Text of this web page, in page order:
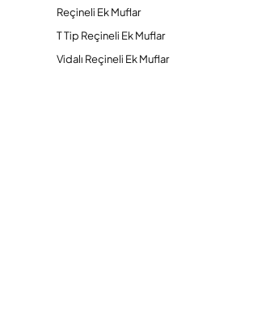
Reçineli Ek Muflar
T Tip Reçineli Ek Muflar
Vidalı Reçineli Ek Muflar